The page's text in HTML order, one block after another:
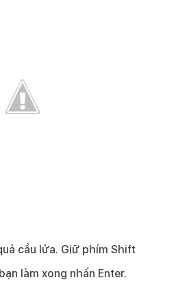
cầu lửa. Giữ phím Shift
làm xong nhấn Enter.​